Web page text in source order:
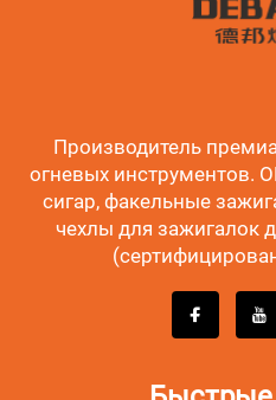
Производитель
огневых инструментов.
сигар, факельные
чехлы для зажигалок